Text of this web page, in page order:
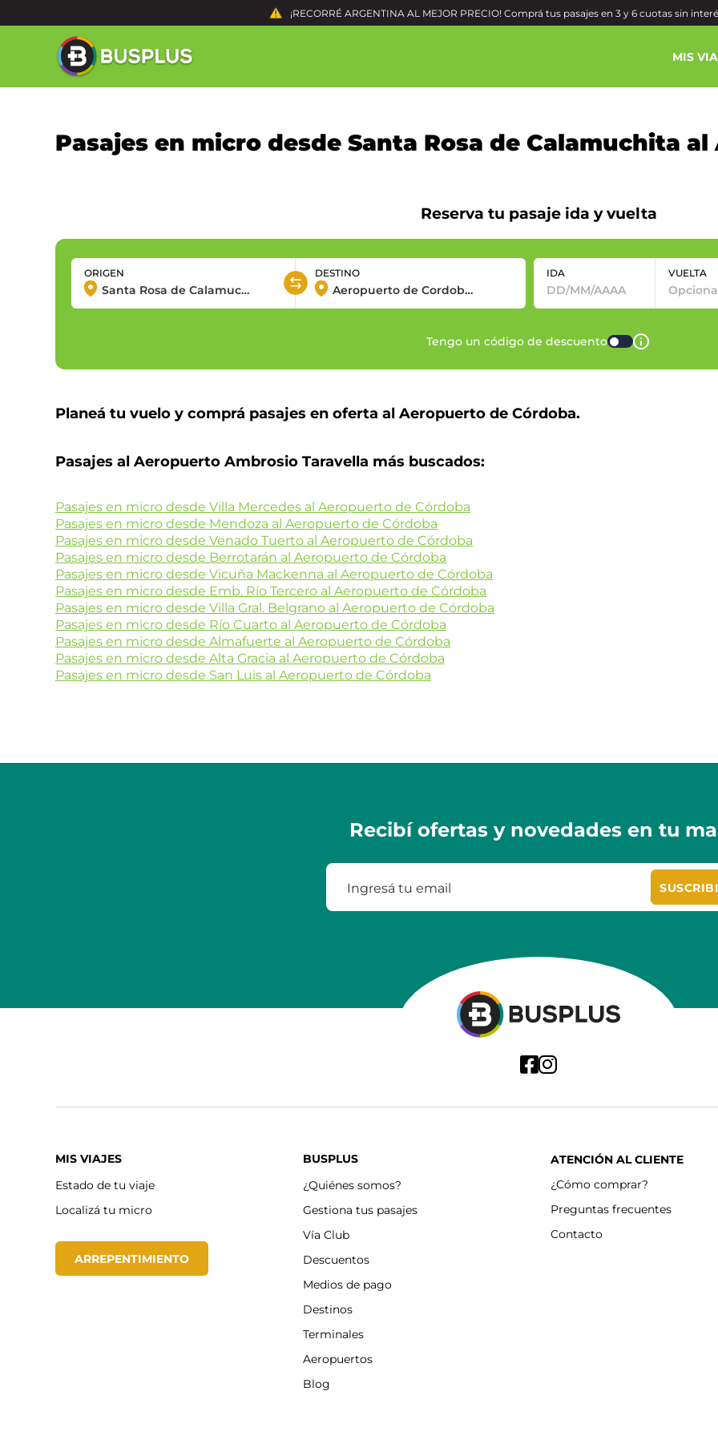
¡RECORRÉ ARGENTINA AL MEJOR PRECIO! Comprá tus pasajes en 3 y 6 cuotas sin
MIS
Pasajes en micro desde Santa Rosa de Calamuchita
Reserva tu pasaje ida y vuelta
ORIGEN DESTINO IDA VUELTA
Tengo un código de descuento
Planeá tu vuelo y comprá pasajes en oferta al Aeropuerto de Córdoba.
Pasajes al Aeropuerto Ambrosio Taravella más buscados:
Pasajes en micro desde Villa Mercedes al Aeropuerto de Córdoba
Pasajes en micro desde Mendoza al Aeropuerto de Córdoba
Pasajes en micro desde Venado Tuerto al Aeropuerto de Córdoba
Pasajes en micro desde Berrotarán al Aeropuerto de Córdoba
Pasajes en micro desde Vicuña Mackenna al Aeropuerto de Córdoba
Pasajes en micro desde Emb. Río Tercero al Aeropuerto de Córdoba
Pasajes en micro desde Villa Gral. Belgrano al Aeropuerto de Córdoba
Pasajes en micro desde Río Cuarto al Aeropuerto de Córdoba
Pasajes en micro desde Almafuerte al Aeropuerto de Córdoba
Pasajes en micro desde Alta Gracia al Aeropuerto de Córdoba
Pasajes en micro desde San Luis al Aeropuerto de Córdoba
Recibí ofertas y novedades en tu
MIS VIAJES
Estado de tu viaje
Localizá tu micro
ARREPENTIMIENTO
BUSPLUS
¿Quiénes somos?
Gestiona tus pasajes
Vía Club
Descuentos
Medios de pago
Destinos
Terminales
Aeropuertos
Blog
ATENCIÓN AL CLIENTE
¿Cómo comprar?
Preguntas frecuentes
Contacto